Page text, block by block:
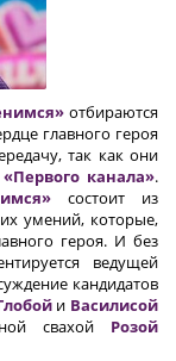
отбираются
главного героя
так как они
«Первого канала».
состоит из
умений, которые,
героя. И без
ведущей
кандидатов
и Василисой
свахой Розой